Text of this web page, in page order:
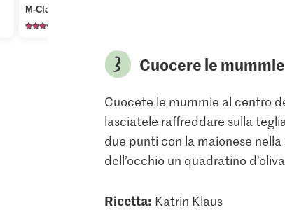
M-Classic Wienerli
Cuocere le mummie
Cuocete le mummie al centro
lasciatele raffreddare sulla
due punti con la maionese
dell’occhio un quadratino
Ricetta: Katrin Klaus